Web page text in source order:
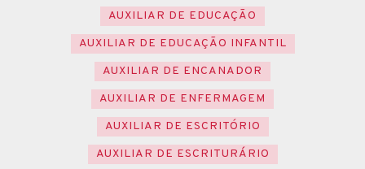
AUXILIAR DE EDUCAÇÃO
AUXILIAR DE EDUCAÇÃO INFANTIL
AUXILIAR DE ENCANADOR
AUXILIAR DE ENFERMAGEM
AUXILIAR DE ESCRITÓRIO
AUXILIAR DE ESCRITURÁRIO